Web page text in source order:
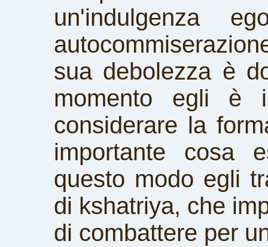
un'indulgenza
sua debolezza è
momento egli è
considerare la
importante cosa
questo modo egli
di kshatriya, che
di combattere per